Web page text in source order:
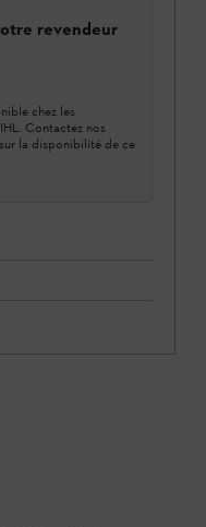
revendeur
chez les
Contactez nos
la disponibilité de ce